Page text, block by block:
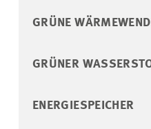
GRÜNE
GRÜNER
ENERGIESPEICHER